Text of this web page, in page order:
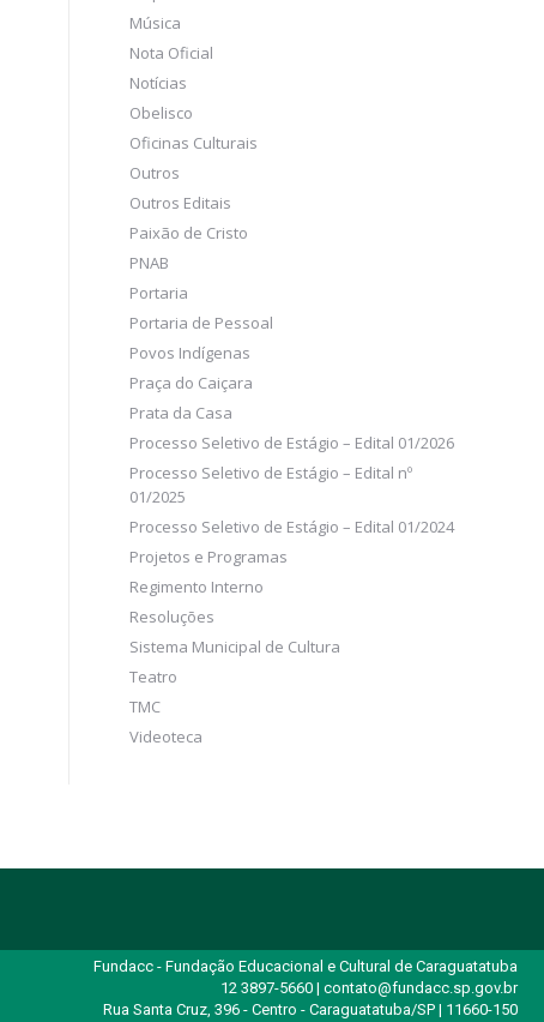
Música
Nota Oficial
Notícias
Obelisco
Oficinas Culturais
Outros
Outros Editais
Paixão de Cristo
PNAB
Portaria
Portaria de Pessoal
Povos Indígenas
Praça do Caiçara
Prata da Casa
Processo Seletivo de Estágio – Edital 01/2026
Processo Seletivo de Estágio – Edital nº
01/2025
Processo Seletivo de Estágio – Edital 01/2024
Projetos e Programas
Regimento Interno
Resoluções
Sistema Municipal de Cultura
Teatro
TMC
Videoteca
Fundacc - Fundação Educacional e Cultural de Caraguatatuba
12 3897-5660 | contato@fundacc.sp.gov.br
Rua Santa Cruz, 396 - Centro - Caraguatatuba/SP | 11660-150